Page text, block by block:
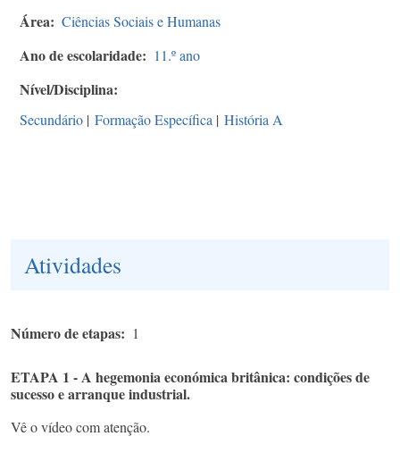
Área Ciências Sociais e Humanas
Ano de escolaridade 11.º ano
Nível/Disciplina
Secundário | Formação Específica | História A
Atividades
Número de etapas 1
ETAPA 1 - A hegemonia económica britânica: condições de
sucesso e arranque industrial.
Vê o vídeo com atenção.